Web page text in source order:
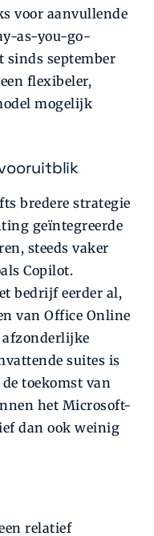
voor aanvullende
as-you-go-
sinds september
flexibeler,
mogelijk
bredere strategie
geïntegreerde
steeds vaker
Copilot.
bedrijf eerder al,
van Office Online
afzonderlijke
suites is
toekomst van
het Microsoft-
dan ook weinig
relatief